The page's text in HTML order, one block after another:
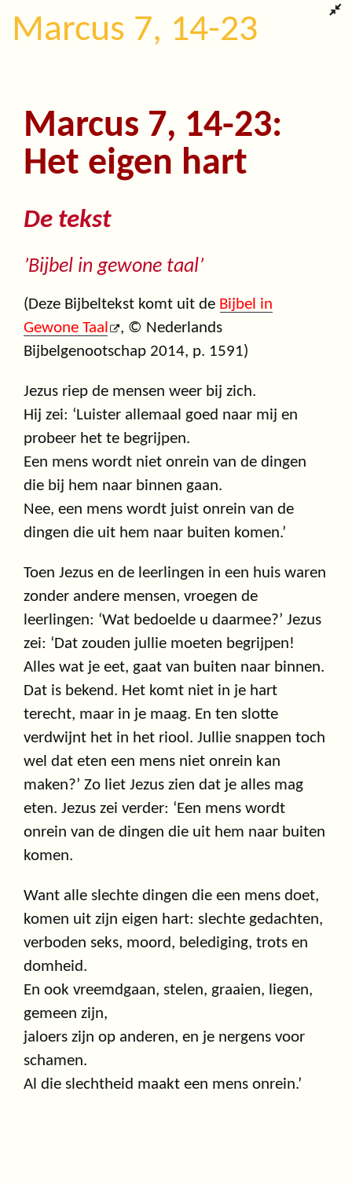
Marcus 7, 14-23
Marcus 7, 14-23:
Het eigen hart
De tekst
’Bijbel in gewone taal’
(Deze Bijbeltekst komt uit de Bijbel in
Gewone Taal
, © Nederlands
Bijbelgenootschap 2014, p. 1591)
Jezus riep de mensen weer bij zich.
Hij zei: ‘Luister allemaal goed naar mij en
probeer het te begrijpen.
Een mens wordt niet onrein van de dingen
die bij hem naar binnen gaan.
Nee, een mens wordt juist onrein van de
dingen die uit hem naar buiten komen.’
Toen Jezus en de leerlingen in een huis waren
zonder andere mensen, vroegen de
leerlingen: ‘Wat bedoelde u daarmee?’ Jezus
zei: ‘Dat zouden jullie moeten begrijpen!
Alles wat je eet, gaat van buiten naar binnen.
Dat is bekend. Het komt niet in je hart
terecht, maar in je maag. En ten slotte
verdwijnt het in het riool. Jullie snappen toch
wel dat eten een mens niet onrein kan
maken?’ Zo liet Jezus zien dat je alles mag
eten. Jezus zei verder: ‘Een mens wordt
onrein van de dingen die uit hem naar buiten
komen.
Want alle slechte dingen die een mens doet,
komen uit zijn eigen hart: slechte gedachten,
verboden seks, moord, belediging, trots en
domheid.
En ook vreemdgaan, stelen, graaien, liegen,
gemeen zijn,
jaloers zijn op anderen, en je nergens voor
schamen.
Al die slechtheid maakt een mens onrein.’